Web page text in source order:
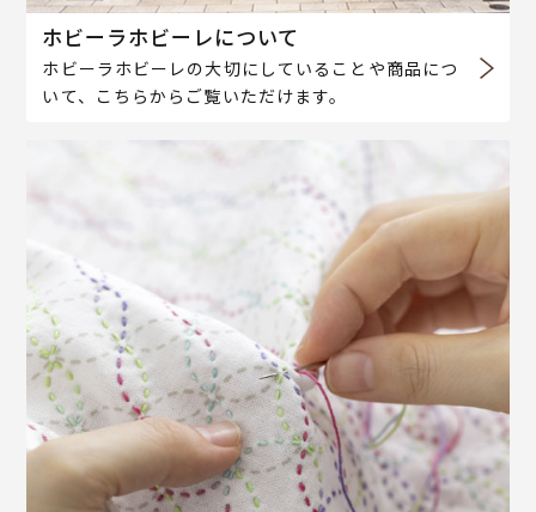
ホビーラホビーレについて
ホビーラホビーレの大切にしていることや商品につ
いて、こちらからご覧いただけます。